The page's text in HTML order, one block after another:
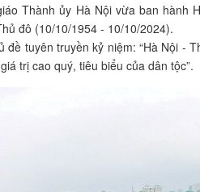
Thành ủy Hà Nội vừa ban hành
đô (10/10/1954 - 10/10/2024).
đề tuyên truyền kỷ niệm: “Hà Nội -
trị cao quý, tiêu biểu của dân tộc”.